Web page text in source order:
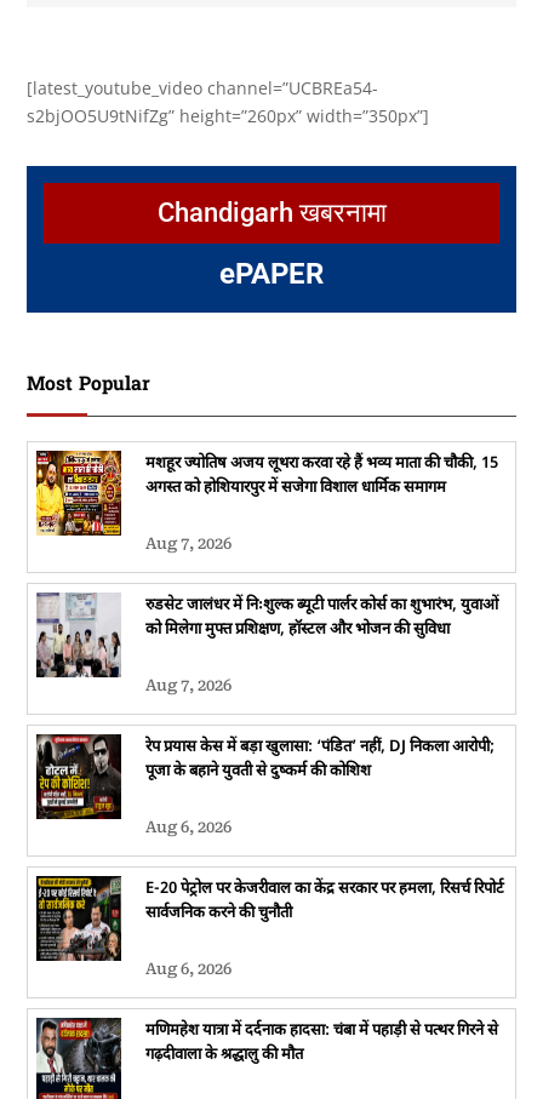
[latest_youtube_video channel=”UCBREa54-
s2bjOO5U9tNifZg” height=”260px” width=”350px”]
Chandigarh खबरनामा
ePAPER
Most Popular
मशहूर ज्योतिष अजय लूथरा करवा रहे हैं भव्य माता की चौकी, 15
अगस्त को होशियारपुर में सजेगा विशाल धार्मिक समागम
Aug 7, 2026
रुडसेट जालंधर में निःशुल्क ब्यूटी पार्लर कोर्स का शुभारंभ, युवाओं
को मिलेगा मुफ्त प्रशिक्षण, हॉस्टल और भोजन की सुविधा
Aug 7, 2026
रेप प्रयास केस में बड़ा खुलासा: ‘पंडित’ नहीं, DJ निकला आरोपी;
पूजा के बहाने युवती से दुष्कर्म की कोशिश
Aug 6, 2026
E-20 पेट्रोल पर केजरीवाल का केंद्र सरकार पर हमला, रिसर्च रिपोर्ट
सार्वजनिक करने की चुनौती
Aug 6, 2026
मणिमहेश यात्रा में दर्दनाक हादसा: चंबा में पहाड़ी से पत्थर गिरने से
गढ़दीवाला के श्रद्धालु की मौत